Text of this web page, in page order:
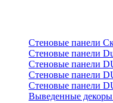
Стеновые панели
Стеновые панели
Стеновые панели
Стеновые панели
Стеновые панели
Выведенные